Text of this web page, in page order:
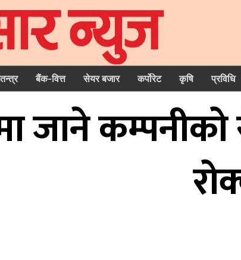
बैंक-वित्त सेयर बजार कर्पोरेट कृषि प्रविधि
जाने कम्पनीको